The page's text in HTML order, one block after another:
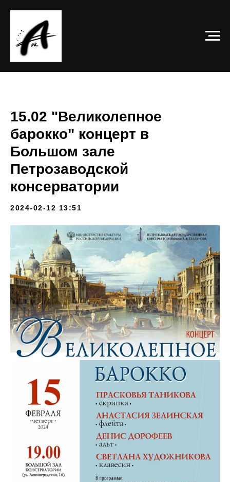
15.02 "Великолепное
барокко" концерт в
Большом зале
Петрозаводской
консерватории
2024-02-12 13:51